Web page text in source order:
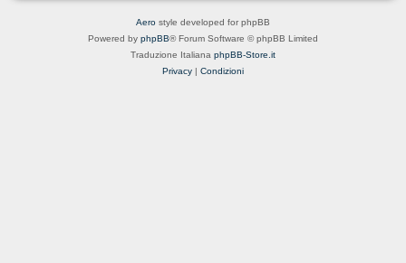
Aero style developed for phpBB
Powered by phpBB® Forum Software © phpBB Limited
Traduzione Italiana phpBB-Store.it
Privacy | Condizioni